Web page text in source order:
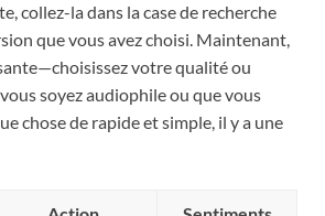
collez-la dans la case de recherche
que vous avez choisi. Maintenant,
votre qualité ou
soyez audiophile ou que vous
chose de rapide et simple, il y a une